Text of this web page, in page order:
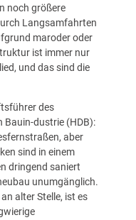
noch größere
Langsamfahrten
maroder oder
ist immer nur
und das sind die
des
Bauin-dustrie (HDB):
aber
sind in einem
dringend saniert
unumgänglich.
alter Stelle, ist es